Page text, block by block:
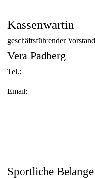
Kassenwartin
geschäftsführender Vorstand
Vera Padberg
Tel.:
Email:
Sportliche Belange